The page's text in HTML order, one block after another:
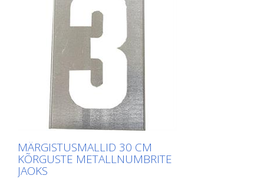
MÄRGISTUSMALLID 30 CM
KÕRGUSTE METALLNUMBRITE
JAOKS